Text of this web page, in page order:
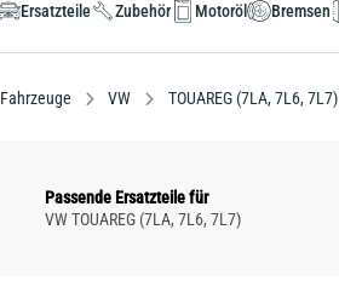
Ersatzteile Zubehör Motoröl Bremsen
Fahrzeuge VW TOUAREG (7LA, 7L6, 7L7)
Passende Ersatzteile für
VW TOUAREG (7LA, 7L6, 7L7)